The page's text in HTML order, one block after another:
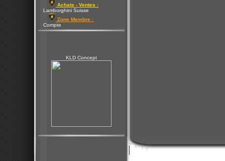
Achats - Ventes :
Lamborghini Suisse
Zone Membre :
Compte
KLD Concept